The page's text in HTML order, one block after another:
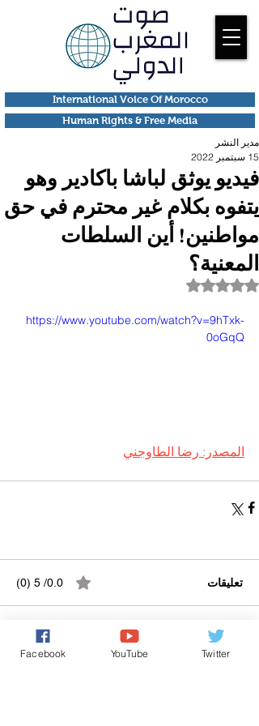
Human Rights & Free Media
International Voice Of Morocco
فيديو يوثق لباشا باكادير وهو
يتفوه بكلام غير محترم في حق
مواطنين! أين السلطات
المعنية؟
مدير النشر
15 سبتمبر 2022
تم التقييم بـ ليس رقمًا من أصل 5 نجوم.
https://www.youtube.com/watch?v=9hTxk-
0oGqQ
المصدر: رضا الطاوجني
تعليقات 0.0/ 5 (0)
التعليق والتقييم...
Facebook YouTube Twitter